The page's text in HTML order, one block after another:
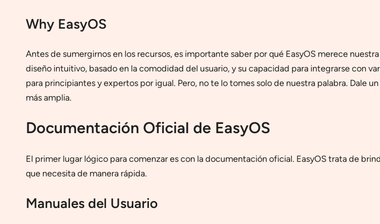
Why EasyOS
Antes de sumergirnos en los recursos, es importante saber por qué EasyOS merece
diseño intuitivo, basado en la comodidad del usuario, y su capacidad para integrarse con
para principiantes y expertos por igual. Pero, no te lo tomes solo de nuestra palabra. Dale
más amplia.
Documentación Oficial de EasyOS
El primer lugar lógico para comenzar es con la documentación oficial. EasyOS trata de
que necesita de manera rápida.
Manuales del Usuario